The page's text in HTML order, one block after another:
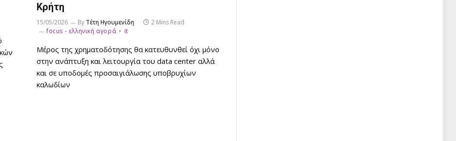
Κρήτη
15/05/2026 By Τέτη Ηγουμενίδη
2 Mins Read
focus - ελληνική αγορά
it
Μέρος της χρηματοδότησης θα κατευθυνθεί όχι μόνο
στην ανάπτυξη και λειτουργία του data center αλλά
και σε υποδομές προσαιγιάλωσης υποβρυχίων
καλωδίων